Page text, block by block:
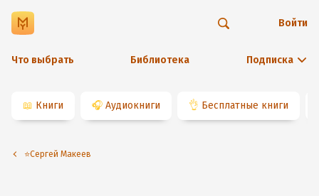
Что выбрать Библиотека Подписка
Войти
📖 Книги 🎧 Аудиокниги 👌 Бесплатные книги
⭐️Сергей Макеев